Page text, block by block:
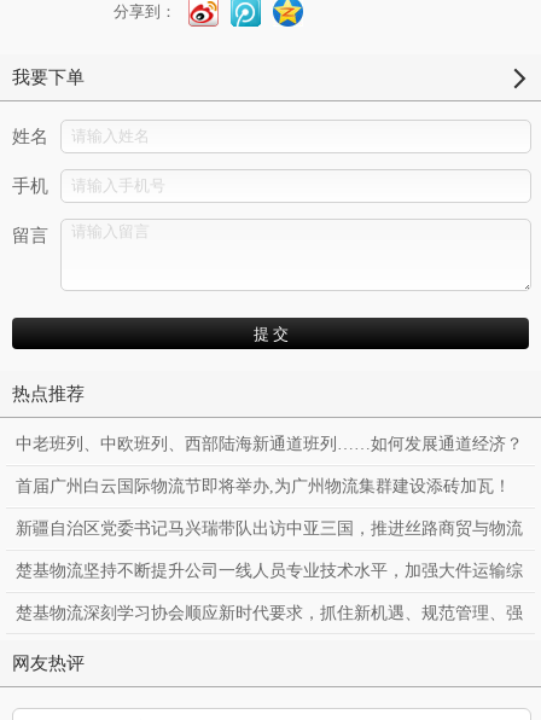
分享到：
我要下单
姓名
手机
留言
热点推荐
中老班列、中欧班列、西部陆海新通道班列……如何发展通道经济？
首届广州白云国际物流节即将举办,为广州物流集群建设添砖加瓦！
新疆自治区党委书记马兴瑞带队出访中亚三国，推进丝路商贸与物流
合作。
楚基物流坚持不断提升公司一线人员专业技术水平，加强大件运输综
合服务能力
楚基物流深刻学习协会顺应新时代要求，抓住新机遇、规范管理、强
化服务
网友热评